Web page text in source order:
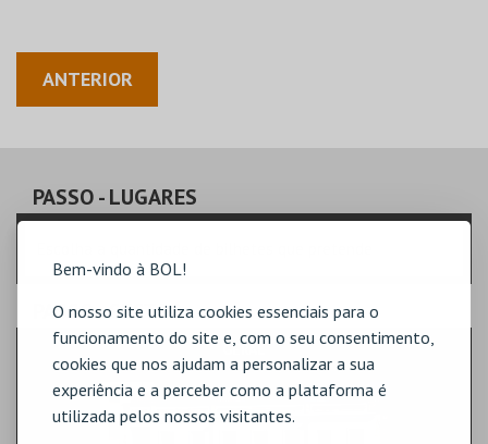
Bem-vindo à BOL!
O nosso site utiliza cookies essenciais para o
funcionamento do site e, com o seu consentimento,
cookies que nos ajudam a personalizar a sua
experiência e a perceber como a plataforma é
utilizada pelos nossos visitantes.
ANTERIOR
PASSO- LUGARES
PASSO- SECTOR
GERAL